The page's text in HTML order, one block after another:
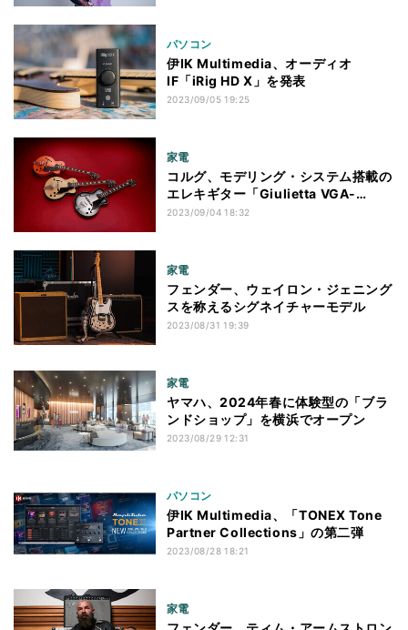
パソコン
伊IK Multimedia、オーディオ
IF「iRig HD X」を発表
2023/09/05 19:25
家電
コルグ、モデリング・システム搭載の
エレキギター「Giulietta VGA-
5TD」
2023/09/04 18:32
家電
フェンダー、ウェイロン・ジェニング
スを称えるシグネイチャーモデル
2023/08/31 19:39
家電
ヤマハ、2024年春に体験型の「ブラ
ンドショップ」を横浜でオープン
2023/08/29 12:31
パソコン
伊IK Multimedia、「TONEX Tone
Partner Collections」の第二弾
2023/08/28 18:21
家電